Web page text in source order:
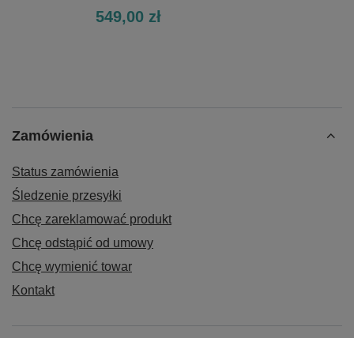
549,00 zł
Zamówienia
Status zamówienia
Śledzenie przesyłki
Chcę zareklamować produkt
Chcę odstąpić od umowy
Chcę wymienić towar
Kontakt